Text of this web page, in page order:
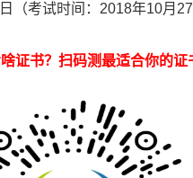
（考试时间：2018年10月
证书？扫码测最适合你的证